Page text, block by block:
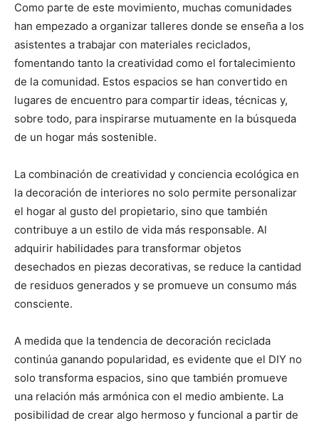
Como parte de este movimiento, muchas comunidades
han empezado a organizar talleres donde se enseña a los
asistentes a trabajar con materiales reciclados,
fomentando tanto la creatividad como el fortalecimiento
de la comunidad. Estos espacios se han convertido en
lugares de encuentro para compartir ideas, técnicas y,
sobre todo, para inspirarse mutuamente en la búsqueda
de un hogar más sostenible.
La combinación de creatividad y conciencia ecológica en
la decoración de interiores no solo permite personalizar
el hogar al gusto del propietario, sino que también
contribuye a un estilo de vida más responsable. Al
adquirir habilidades para transformar objetos
desechados en piezas decorativas, se reduce la cantidad
de residuos generados y se promueve un consumo más
consciente.
A medida que la tendencia de decoración reciclada
continúa ganando popularidad, es evidente que el DIY no
solo transforma espacios, sino que también promueve
una relación más armónica con el medio ambiente. La
posibilidad de crear algo hermoso y funcional a partir de